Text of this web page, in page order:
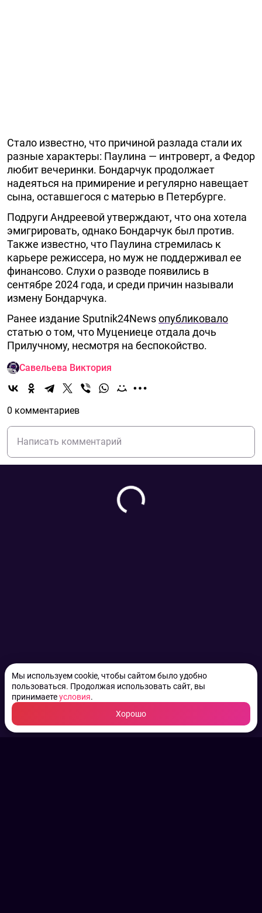
Мы используем cookie, чтобы сайтом было удобно
пользоваться. Продолжая использовать сайт, вы
принимаетеусловия.
Хорошо
Стало известно, что причиной разлада стали их
разные характеры: Паулина — интроверт, а Федор
любит вечеринки. Бондарчук продолжает
надеяться на примирение и регулярно навещает
сына, оставшегося с матерью в Петербурге.
Подруги Андреевой утверждают, что она хотела
эмигрировать, однако Бондарчук был против.
Также известно, что Паулина стремилась к
карьере режиссера, но муж не поддерживал ее
финансово. Слухи о разводе появились в
сентябре 2024 года, и среди причин называли
измену Бондарчука.
Ранее издание Sputnik24Newsопубликовало
статью о том, что Муцениеце отдала дочь
Прилучному, несмотря на беспокойство.
Савельева Виктория
0 комментариев